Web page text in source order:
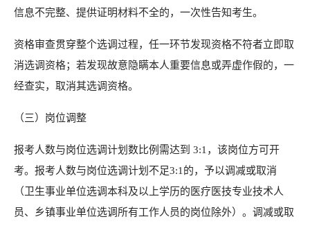
信息不完整、提供证明材料不全的，一次性告知考生。
资格审查贯穿整个选调过程，任一环节发现资格不符者立即取
消选调资格；若发现故意隐瞒本人重要信息或弄虚作假的，一
经查实，取消其选调资格。
（三）岗位调整
报考人数与岗位选调计划数比例需达到 3:1，该岗位方可开
考。报考人数与岗位选调计划不足3:1的，予以调减或取消
（卫生事业单位选调本科及以上学历的医疗医技专业技术人
员、乡镇事业单位选调所有工作人员的岗位除外）。调减或取